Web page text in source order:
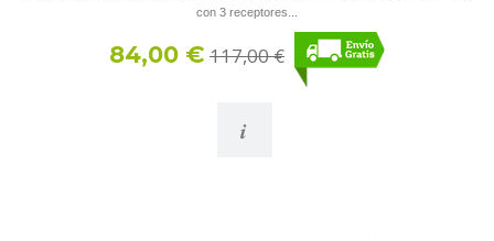
con 3 receptores...
84,00 € 117,00 €
i